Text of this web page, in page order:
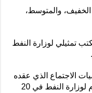
والمتوسط،
تمثيلي لوزارة النفط
الاجتماع الذي عقده
رئيس مجلس الوزراء مع الكادر المتقدم لوزارة النفط في 20